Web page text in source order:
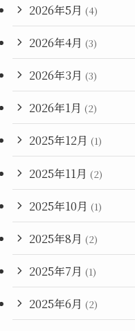
2026年5月 (4)
2026年4月 (3)
2026年3月 (3)
2026年1月 (2)
2025年12月 (1)
2025年11月 (2)
2025年10月 (1)
2025年8月 (2)
2025年7月 (1)
2025年6月 (2)